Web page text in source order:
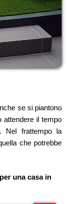
se si piantono
attendere il tempo
Nel frattempo la
che potrebbe
una casa in